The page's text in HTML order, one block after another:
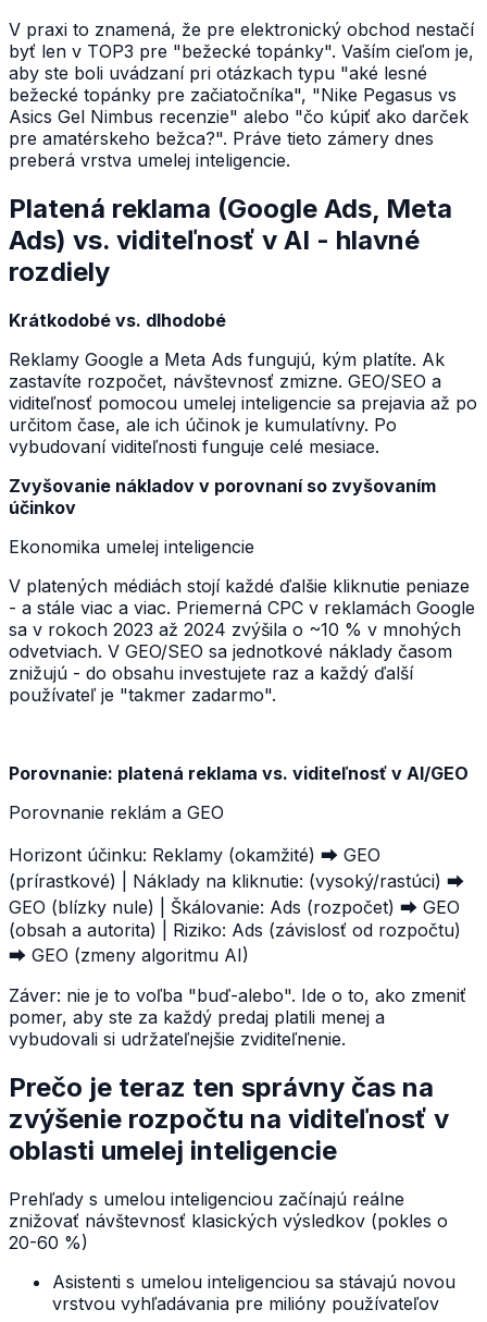
V praxi to znamená, že pre elektronický obchod nestačí
byť len v TOP3 pre "bežecké topánky". Vaším cieľom je,
aby ste boli uvádzaní pri otázkach typu "aké lesné
bežecké topánky pre začiatočníka", "Nike Pegasus vs
Asics Gel Nimbus recenzie" alebo "čo kúpiť ako darček
pre amatérskeho bežca?". Práve tieto zámery dnes
preberá vrstva umelej inteligencie.
Platená reklama (Google Ads, Meta
Ads) vs. viditeľnosť v AI - hlavné
rozdiely
Krátkodobé vs. dlhodobé
Reklamy Google a Meta Ads fungujú, kým platíte. Ak
zastavíte rozpočet, návštevnosť zmizne. GEO/SEO a
viditeľnosť pomocou umelej inteligencie sa prejavia až po
určitom čase, ale ich účinok je kumulatívny. Po
vybudovaní viditeľnosti funguje celé mesiace.
Zvyšovanie nákladov v porovnaní so zvyšovaním
účinkov
Ekonomika umelej inteligencie
V platených médiách stojí každé ďalšie kliknutie peniaze
- a stále viac a viac. Priemerná CPC v reklamách Google
sa v rokoch 2023 až 2024 zvýšila o ~10 % v mnohých
odvetviach. V GEO/SEO sa jednotkové náklady časom
znižujú - do obsahu investujete raz a každý ďalší
používateľ je "takmer zadarmo".
Porovnanie: platená reklama vs. viditeľnosť v AI/GEO
Porovnanie reklám a GEO
Horizont účinku: Reklamy (okamžité) ⮕ GEO
(prírastkové) | Náklady na kliknutie: (vysoký/rastúci) ⮕
GEO (blízky nule) | Škálovanie: Ads (rozpočet) ⮕ GEO
(obsah a autorita) | Riziko: Ads (závislosť od rozpočtu)
⮕ GEO (zmeny algoritmu AI)
Záver: nie je to voľba "buď-alebo". Ide o to, ako zmeniť
pomer, aby ste za každý predaj platili menej a
vybudovali si udržateľnejšie zviditeľnenie.
Prečo je teraz ten správny čas na
zvýšenie rozpočtu na viditeľnosť v
oblasti umelej inteligencie
Prehľady s umelou inteligenciou začínajú reálne
znižovať návštevnosť klasických výsledkov (pokles o
20-60 %)
Asistenti s umelou inteligenciou sa stávajú novou
vrstvou vyhľadávania pre milióny používateľov